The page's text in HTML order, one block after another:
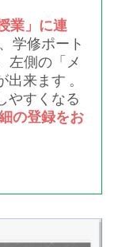
業」に連
学修ポート
左側の「メ
出来ます 。
やすくなる
の登録をお